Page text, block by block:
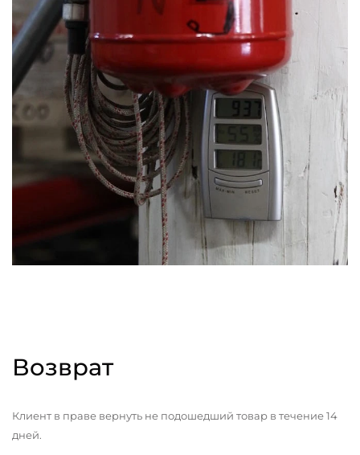
Возврат
Клиент в праве вернуть не подошедший товар в течение 14
дней.